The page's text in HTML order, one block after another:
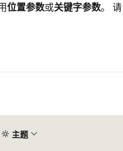
位置参数或关键字参数。 请
主题